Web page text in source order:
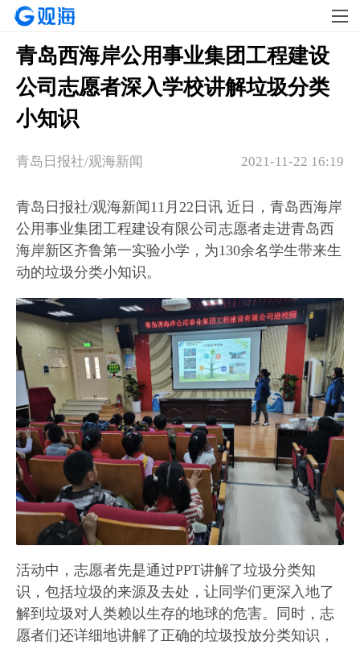
青岛西海岸公用事业集团工程建设
公司志愿者深入学校讲解垃圾分类
小知识
2021-11-22 16:19
青岛日报社/观海新闻
青岛日报社/观海新闻11月22日讯 近日，青岛西海岸
公用事业集团工程建设有限公司志愿者走进青岛西
海岸新区齐鲁第一实验小学，为130余名学生带来生
动的垃圾分类小知识。
活动中，志愿者先是通过PPT讲解了垃圾分类知
识，包括垃圾的来源及去处，让同学们更深入地了
解到垃圾对人类赖以生存的地球的危害。同时，志
愿者们还详细地讲解了正确的垃圾投放分类知识，